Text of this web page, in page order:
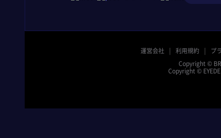
運営会社 利用規約 プ
Copyright ©
Copyright ©